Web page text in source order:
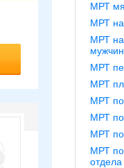
МРТ
МРТ
МРТ
мужчин
МРТ
МРТ
МРТ
МРТ
МРТ
МРТ
отдела